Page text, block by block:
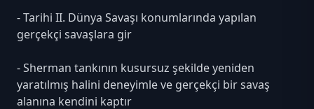
- Tarihi II. Dünya Savaşı konumlarında yapılan
gerçekçi savaşlara gir
- Sherman tankının kusursuz şekilde yeniden
yaratılmış halini deneyimle ve gerçekçi bir savaş
alanına kendini kaptır